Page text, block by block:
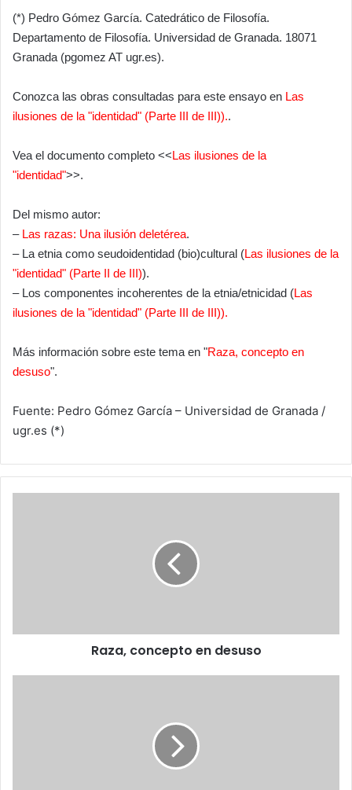
(*) Pedro Gómez García. Catedrático de Filosofía.
Departamento de Filosofía. Universidad de Granada. 18071
Granada (pgomez AT ugr.es).
Conozca las obras consultadas para este ensayo en Las
ilusiones de la "identidad" (Parte III de III))..
Vea el documento completo <<Las ilusiones de la
"identidad">>.
Del mismo autor:
– Las razas: Una ilusión deletérea.
– La etnia como seudoidentidad (bio)cultural (Las ilusiones de la
"identidad" (Parte II de III)).
– Los componentes incoherentes de la etnia/etnicidad (Las
ilusiones de la "identidad" (Parte III de III)).
Más información sobre este tema en "Raza, concepto en
desuso".
Fuente: Pedro Gómez García – Universidad de Granada /
ugr.es (*)
Raza, concepto en desuso